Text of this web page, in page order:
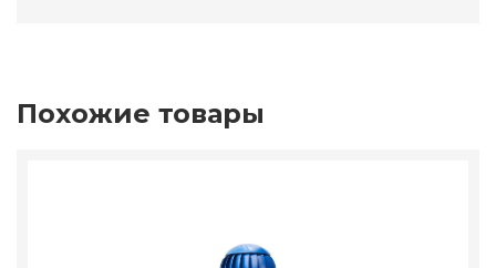
Похожие товары